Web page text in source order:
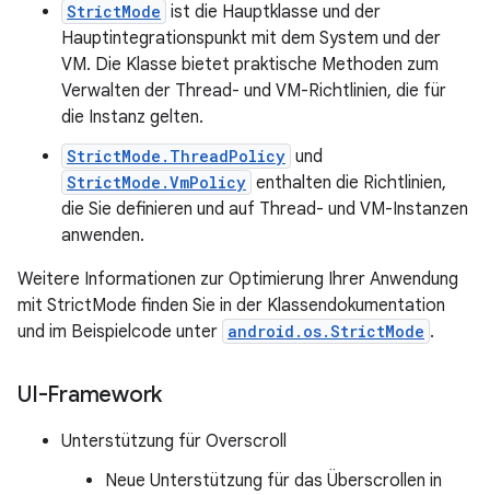
StrictMode ist die Hauptklasse und der
Hauptintegrationspunkt mit dem System und der
VM. Die Klasse bietet praktische Methoden zum
Verwalten der Thread- und VM-Richtlinien, die für
die Instanz gelten.
StrictMode.ThreadPolicy und
StrictMode.VmPolicy enthalten die Richtlinien,
die Sie definieren und auf Thread- und VM-Instanzen
anwenden.
Weitere Informationen zur Optimierung Ihrer Anwendung
mit StrictMode finden Sie in der Klassendokumentation
und im Beispielcode unter android.os.StrictMode .
UI-Framework
Unterstützung für Overscroll
Neue Unterstützung für das Überscrollen in